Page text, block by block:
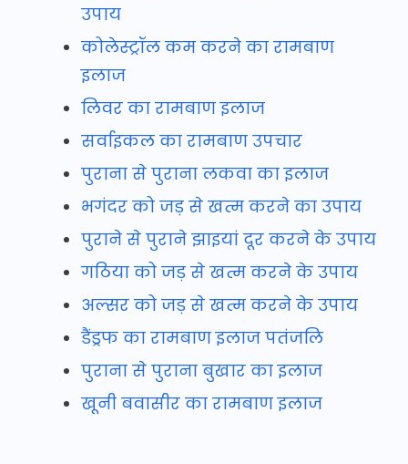
उपाय
कोलेस्ट्रॉल कम करने का रामबाण
इलाज
लिवर का रामबाण इलाज
सर्वाइकल का रामबाण उपचार
पुराना से पुराना लकवा का इलाज
भगंदर को जड़ से खत्म करने का उपाय
पुराने से पुराने झाइयां दूर करने के उपाय
गठिया को जड़ से खत्म करने के उपाय
अल्सर को जड़ से खत्म करने के उपाय
डैंड्रफ का रामबाण इलाज पतंजलि
पुराना से पुराना बुखार का इलाज
खूनी बवासीर का रामबाण इलाज